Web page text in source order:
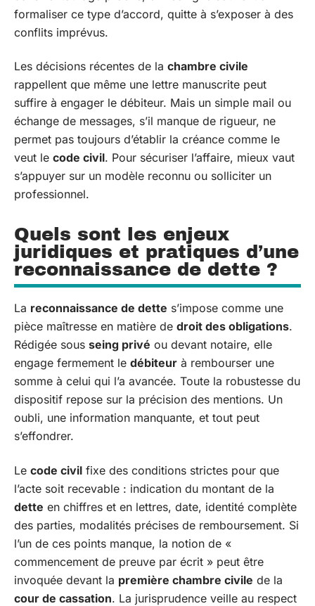
formaliser ce type d’accord, quitte à s’exposer à des
conflits imprévus.
Les décisions récentes de la chambre civile
rappellent que même une lettre manuscrite peut
suffire à engager le débiteur. Mais un simple mail ou
échange de messages, s’il manque de rigueur, ne
permet pas toujours d’établir la créance comme le
veut le code civil. Pour sécuriser l’affaire, mieux vaut
s’appuyer sur un modèle reconnu ou solliciter un
professionnel.
Quels sont les enjeux
juridiques et pratiques d’une
reconnaissance de dette ?
La reconnaissance de dette s’impose comme une
pièce maîtresse en matière de droit des obligations.
Rédigée sous seing privé ou devant notaire, elle
engage fermement le débiteur à rembourser une
somme à celui qui l’a avancée. Toute la robustesse du
dispositif repose sur la précision des mentions. Un
oubli, une information manquante, et tout peut
s’effondrer.
Le code civil fixe des conditions strictes pour que
l’acte soit recevable : indication du montant de la
dette en chiffres et en lettres, date, identité complète
des parties, modalités précises de remboursement. Si
l’un de ces points manque, la notion de «
commencement de preuve par écrit » peut être
invoquée devant la première chambre civile de la
cour de cassation. La jurisprudence veille au respect